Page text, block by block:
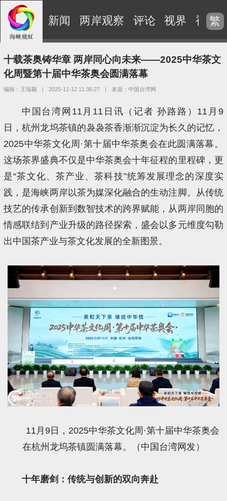
新闻 两岸观察 评论 视界 视频
繁
十载茶奥铸华章 两岸同心向未来——2025中华茶文
化周暨第十届中华茶奥会圆满落幕
编辑：王瑞颖 | 2025-11-12 11:36:27 | 来源：中国台湾网
中国台湾网11月11日讯（记者 孙路路）11月9
日，杭州龙坞茶镇的袅袅茶香渐渐沉淀为长久的记忆，
2025中华茶文化周·第十届中华茶奥会在此圆满落幕。
这场茶界盛典不仅是中华茶奥会十年征程的里程碑，更
是“茶文化、茶产业、茶科技”统筹发展理念的深度实
践，是海峡两岸以茶为媒深化融合的生动注脚。从传统
技艺的传承创新到数智技术的跨界赋能，从两岸同胞的
情感联结到产业升级的路径探索，盛会以多元维度勾勒
出中国茶产业与茶文化发展的全新图景。
11月9日，2025中华茶文化周·第十届中华茶奥会
在杭州龙坞茶镇圆满落幕。（中国台湾网发）
十年磨剑：传统与创新的双向奔赴